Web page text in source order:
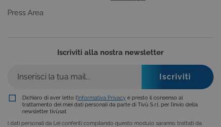
Press Area
Iscriviti alla nostra newsletter
Dichiaro di aver letto l’Informativa Privacy e presto il consenso al
trattamento dei miei dati personali da parte di Tivù S.r.l. per l’invio della
newsletter tivùsat
I dati personali da Lei conferiti compilando questo modulo saranno trattati da
Microsoft
mantenere
una sessione
utente
CookieScriptConsent
CookieScript
6 mesi
Questo
utilizzato dal